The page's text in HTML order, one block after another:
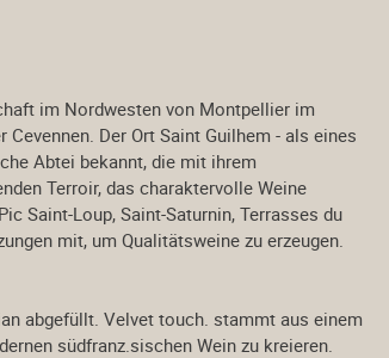
im Nordwesten von Montpellier im
Cevennen. Der Ort Saint Guilhem - als eines
Abtei bekannt, die mit ihrem
Terroir, das charaktervolle Weine
Saint-Loup, Saint-Saturnin, Terrasses du
mit, um Qualitätsweine zu erzeugen.
abgefüllt. Velvet touch. stammt aus einem
südfranz.sischen Wein zu kreieren.